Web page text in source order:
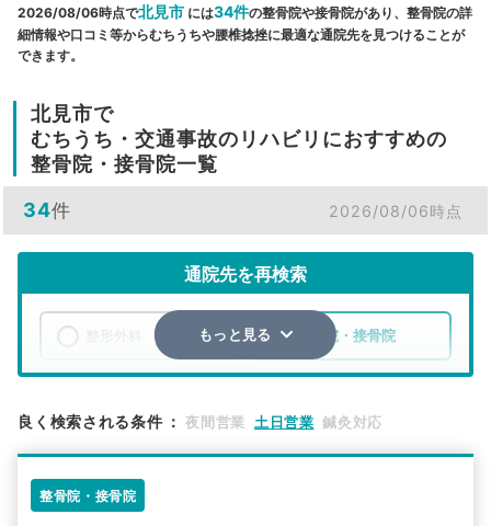
2026/08/06時点で北見市 には34件の整骨院や接骨院があり、整骨院の詳
細情報や口コミ等からむちうちや腰椎捻挫に最適な通院先を見つけることが
できます。
北見市で
むちうち・交通事故のリハビリにおすすめの
整骨院・接骨院一覧
34件 2026/08/06時点
通院先を再検索
整骨院・接骨院
検索する
もっと見る
良く検索される条件 ： 夜間営業 土日営業 鍼灸対応
整骨院・接骨院